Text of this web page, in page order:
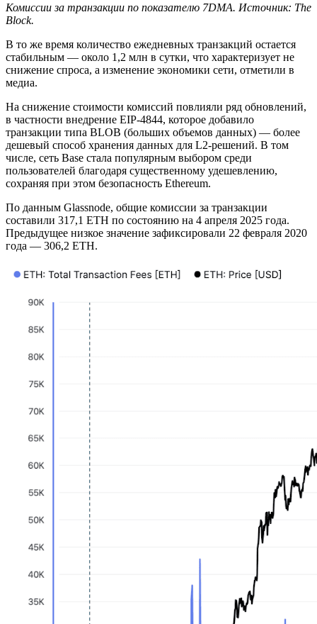
Комиссии за транзакции по показателю 7DMA. Источник: The
Block.
В то же время количество ежедневных транзакций остается
стабильным — около 1,2 млн в сутки, что характеризует не
снижение спроса, а изменение экономики сети, отметили в
медиа.
На снижение стоимости комиссий повлияли ряд обновлений,
в частности внедрение EIP-4844, которое добавило
транзакции типа BLOB (больших объемов данных) — более
дешевый способ хранения данных для L2-решений. В том
числе, сеть Base стала популярным выбором среди
пользователей благодаря существенному удешевлению,
сохраняя при этом безопасность Ethereum.
По данным Glassnode, общие комиссии за транзакции
составили 317,1 ETH по состоянию на 4 апреля 2025 года.
Предыдущее низкое значение зафиксировали 22 февраля 2020
года — 306,2 ETH.